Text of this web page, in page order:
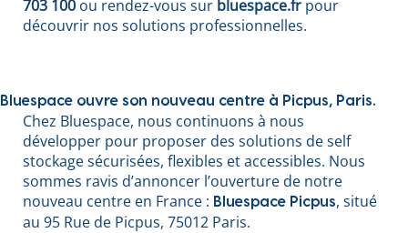
703 100 ou rendez-vous sur bluespace.fr pour
découvrir nos solutions professionnelles.
Bluespace ouvre son nouveau centre à Picpus, Paris.
Chez Bluespace, nous continuons à nous
développer pour proposer des solutions de self
stockage sécurisées, flexibles et accessibles. Nous
sommes ravis d’annoncer l’ouverture de notre
nouveau centre en France : Bluespace Picpus, situé
au 95 Rue de Picpus, 75012 Paris.